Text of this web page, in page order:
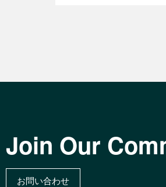
Join Our
お問い合わせ